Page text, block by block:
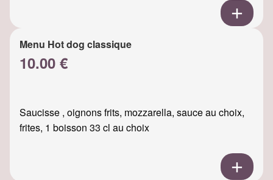
Menu Hot dog classique
10.00 €
Saucisse , oignons frits, mozzarella, sauce au choix,
frites, 1 boisson 33 cl au choix